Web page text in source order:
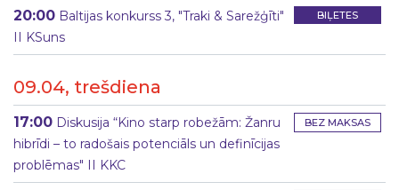
BIĻETES
20:00 Baltijas konkurss 3, "Traki & Sarežģīti"
II KSuns
09.04, trešdiena
BEZ MAKSAS
17:00 Diskusija “Kino starp robežām: Žanru
hibrīdi – to radošais potenciāls un definīcijas
problēmas" II KKC